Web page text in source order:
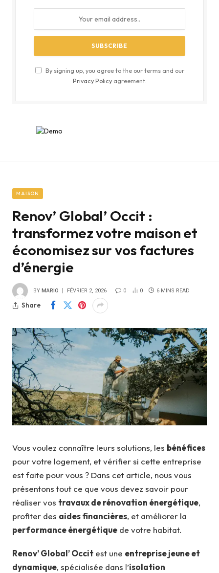
By signing up, you agree to the our terms and our
Privacy Policyagreement.
MAISON
Renov’ Global’ Occit :
transformez votre maison et
économisez sur vos factures
d’énergie
BY MARIO FÉVRIER 2, 2026 0 0 6 MINS READ
Share
Vous voulez connaître leurs solutions, les bénéfices
pour votre logement, et vérifier si cette entreprise
est faite pour vous ? Dans cet article, nous vous
présentons tout ce que vous devez savoir pour
réaliser vos travaux de rénovation énergétique,
profiter des aides financières, et améliorer la
performance énergétique de votre habitat.
Renov’ Global’ Occit est une entreprise jeune et
dynamique, spécialisée dans l’isolation